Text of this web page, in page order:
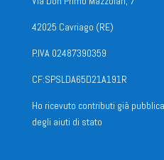
42025 Cavriago (RE)
P.IVA 02487390359
CF:SPSLDA65D21A191R
Ho ricevuto contributi già
degli aiuti di stato